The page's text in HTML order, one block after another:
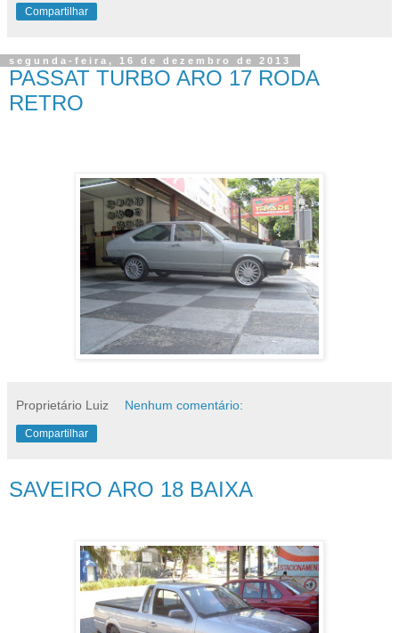
Compartilhar
segunda-feira, 16 de dezembro de 2013
PASSAT TURBO ARO 17 RODA
RETRO
Proprietário Luiz Nenhum comentário:
Compartilhar
SAVEIRO ARO 18 BAIXA